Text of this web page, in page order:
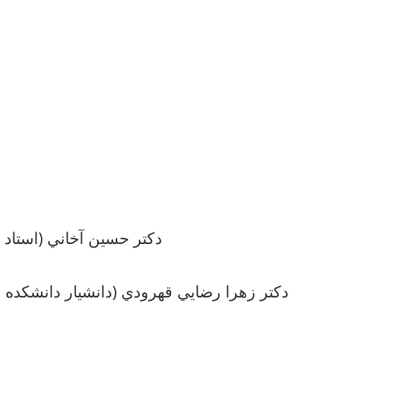
- دكتر حسين آخاني
- دكتر زهرا رضايي قهرودي (دانشيار